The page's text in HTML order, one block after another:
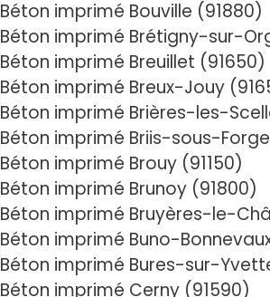
Béton imprimé Bouville (91880)
Béton imprimé Brétigny-sur-
Béton imprimé Breuillet (91650)
Béton imprimé Breux-Jouy
Béton imprimé Brières-les-
Béton imprimé Briis-sous-
Béton imprimé Brouy (91150)
Béton imprimé Brunoy (91800)
Béton imprimé Bruyères-le-
Béton imprimé Buno-
Béton imprimé Bures-sur-
Béton imprimé Cerny (91590)